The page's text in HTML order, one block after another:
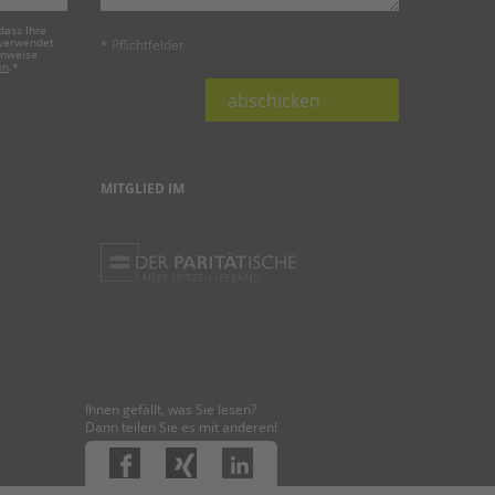
Ihre
. *
* Pflichtfelder
abschicken
MITGLIED IM
Ihnen gefällt, was Sie lesen?
Dann teilen Sie es mit anderen!